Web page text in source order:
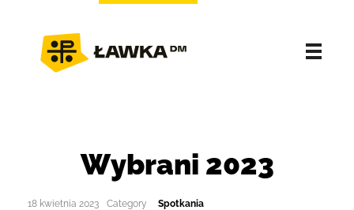
Wybrani 2023
18 kwietnia 2023 Spotkania